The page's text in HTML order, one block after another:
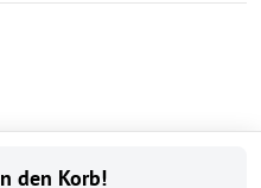
In den Korb!